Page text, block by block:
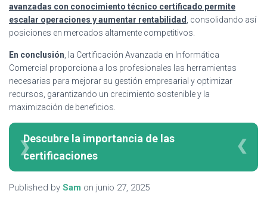
avanzadas con conocimiento técnico certificado permite
escalar operaciones y aumentar rentabilidad
, consolidando así
posiciones en mercados altamente competitivos.
En conclusión , la Certificación Avanzada en Informática
Comercial proporciona a los profesionales las herramientas
necesarias para mejorar su gestión empresarial y optimizar
recursos, garantizando un crecimiento sostenible y la
maximización de beneficios.
Descubre la importancia de las
certificaciones
Published by Sam on junio 27, 2025